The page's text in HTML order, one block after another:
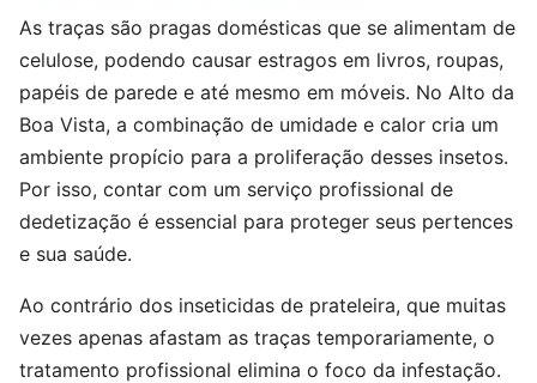
As traças são pragas domésticas que se alimentam de
celulose, podendo causar estragos em livros, roupas,
papéis de parede e até mesmo em móveis. No Alto da
Boa Vista, a combinação de umidade e calor cria um
ambiente propício para a proliferação desses insetos.
Por isso, contar com um serviço profissional de
dedetização é essencial para proteger seus pertences
e sua saúde.
Ao contrário dos inseticidas de prateleira, que muitas
vezes apenas afastam as traças temporariamente, o
tratamento profissional elimina o foco da infestação.